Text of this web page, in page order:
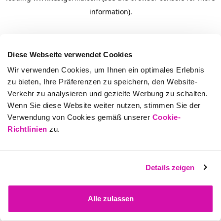
Diese Webseite verwendet Cookies
Wir verwenden Cookies, um Ihnen ein optimales Erlebnis
zu bieten, Ihre Präferenzen zu speichern, den Website-
Verkehr zu analysieren und gezielte Werbung zu schalten.
Wenn Sie diese Website weiter nutzen, stimmen Sie der
Verwendung von Cookies gemäß unserer Cookie-
Richtlinien zu.
Details zeigen
Alle zulassen
information).